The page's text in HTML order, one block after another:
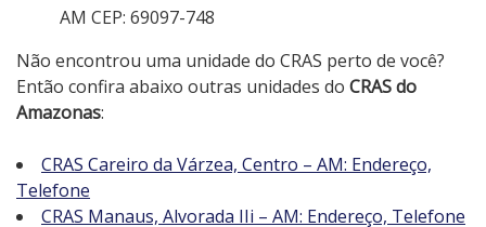
AM CEP: 69097-748
Não encontrou uma unidade do CRAS perto de você?
Então confira abaixo outras unidades do CRAS do
Amazonas:
CRAS Careiro da Várzea, Centro – AM: Endereço,
Telefone
CRAS Manaus, Alvorada IIi – AM: Endereço, Telefone